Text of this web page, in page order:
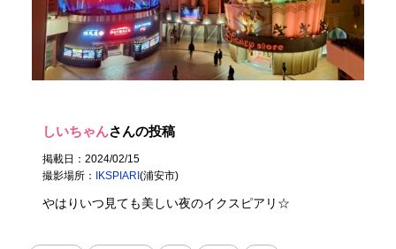
しいちゃんさんの投稿
掲載日：2024/02/15
撮影場所：
IKSPIARI(浦安市)
やはりいつ見ても美しい夜のイクスピアリ☆